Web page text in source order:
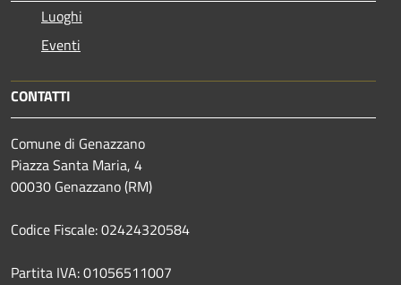
Luoghi
Eventi
CONTATTI
Comune di Genazzano
Piazza Santa Maria, 4
00030 Genazzano (RM)
Codice Fiscale: 02424320584
Partita IVA: 01056511007